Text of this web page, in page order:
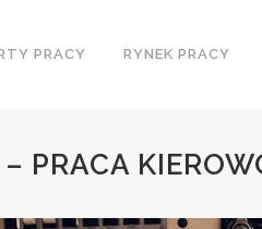
PRACY RYNEK PRACY
PRACA